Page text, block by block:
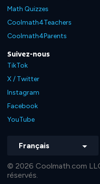
Math Quizzes
Coolmath4Teachers
Coolmath4Parents
Suivez-nous
TikTok
X / Twitter
Instagram
Facebook
YouTube
Français
© 2026 Coolmath.com
réservés.